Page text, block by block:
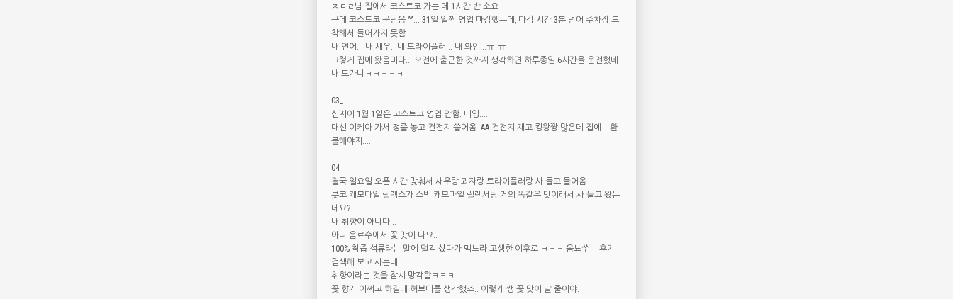
ㅈㅁㄹ님 집에서 코스트코 가는 데 1시간 반 소요
근데 코스트코 문닫음 ^^... 31일 일찍 영업 마감했는데, 마감 시간 3분 넘어 주차장 도
착해서 들어가지 못함
내 연어... 내 새우.. 내 트라이플러... 내 와인...ㅠ_ㅠ
그렇게 집에 왔음미다... 오전에 출근한 것까지 생각하면 하루종일 6시간을 운전혔네
내 도가니ㅋㅋㅋㅋㅋ
03_
심지어 1월 1일은 코스트코 영업 안함. 떼잉....
대신 이케아 가서 정줄 놓고 건전지 쓸어옴. AA 건전지 재고 킹왕짱 많은데 집에... 환
불해야지....
04_
결국 일요일 오픈 시간 맞춰서 새우랑 과자랑 트라이플러랑 사 들고 들어옴.
콧코 캐모마일 릴렉스가 스벅 캐모마일 릴렉서랑 거의 똑같은 맛이래서 사 들고 왔는
데요?
내 취향이 아니다...
아니 음료수에서 꽃 맛이 나요..
100% 착즙 석류라는 말에 덜컥 샀다가 먹느라 고생한 이후로 ㅋㅋㅋ 음뇨쑤는 후기
검색해 보고 사는데
취향이라는 것을 잠시 망각함ㅋㅋㅋ
꽃 향기 어쩌고 하길래 허브티를 생각했죠.. 이렇게 쌩 꽃 맛이 날 줄이야.